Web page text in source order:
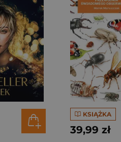
KSIĄŻKA
39,99 zł